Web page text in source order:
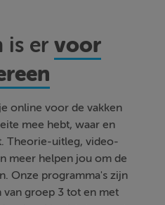
is ervoor
online voor de vakken
mee hebt, waar en
Theorie-uitleg, video-
meer helpen jou om de
Onze programma's zijn
groep 3 tot en met